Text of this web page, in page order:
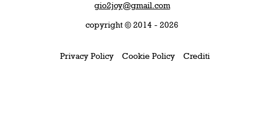
gio2joy@gmail.com
copyright © 2014 - 2026
Privacy Policy Cookie Policy Crediti